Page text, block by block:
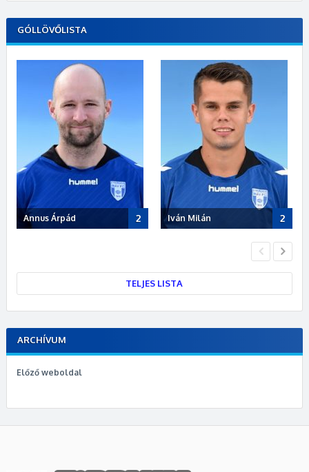
GÓLLÖVŐLISTA
Annus Árpád 2 Iván Milán 2
TELJES LISTA
ARCHÍVUM
Előző weboldal